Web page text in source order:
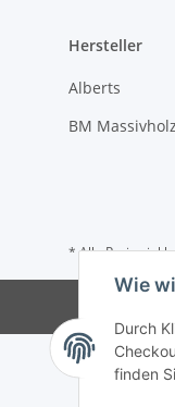
Wie
Durch
finden
Hersteller
Alberts
BM
* Alle Preise